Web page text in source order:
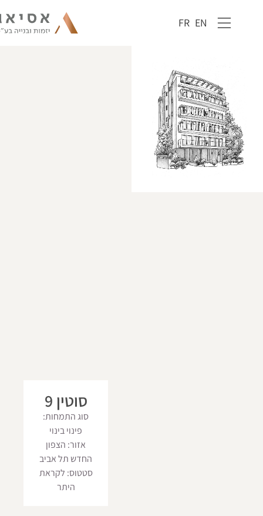
EN
FR
סוטין 9
סוג התמחות:
פינוי בינוי
אזור: הצפון
החדש תל אביב
סטטוס: לקראת
היתר